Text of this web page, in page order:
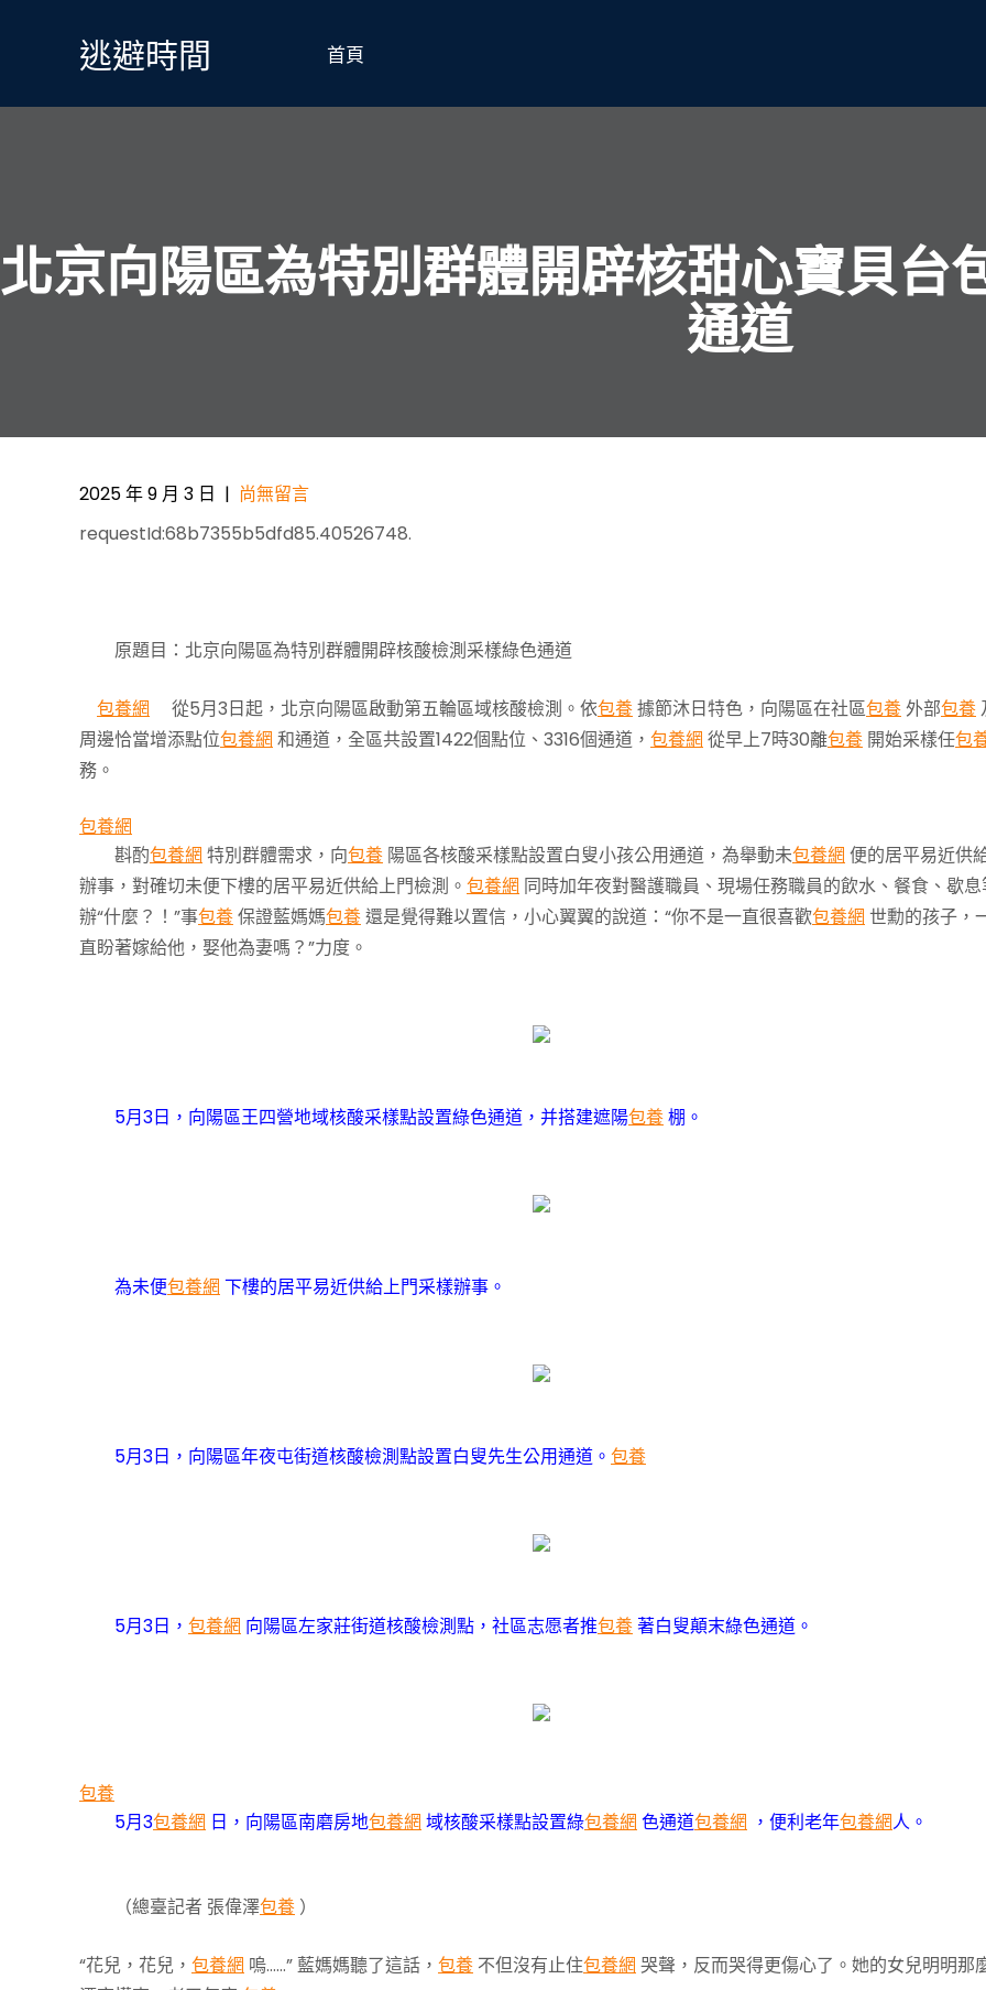
逃避時間 首頁
北京向陽區為特別群體開辟核甜心寶貝台
通道
2025 年 9 月 3 日 | 尚無留言
requestId:68b7355b5dfd85.40526748.
原題目：北京向陽區為特別群體開辟核酸檢測采樣綠色通道
包養網 從5月3日起，北京向陽區啟動第五輪區域核酸檢測。依包養據節沐日特色，向陽區在社區包養外部包養
周邊恰當增添點位包養網 和通道，全區共設置1422個點位、3316個通道， 包養網 從早上7時30離包養 開始采樣任包
務。
包養網
斟酌包養網 特別群體需求，向包養 陽區各核酸采樣點設置白叟小孩公用通道，為舉動未包養網 便的居平易近供
辦事，對確切未便下樓的居平易近供給上門檢測。 包養網 同時加年夜對醫護職員、現場任務職員的飲水、餐食、歇
辦“什麼？！”事包養保證藍媽媽包養還是覺得難以置信，小心翼翼的說道：“你不是一直很喜歡包養網 世勳的孩子，
直盼著嫁給他，娶他為妻嗎？”力度。
5月3日，向陽區王四營地域核酸采樣點設置綠色通道，并搭建遮陽包養棚。
為未便包養網 下樓的居平易近供給上門采樣辦事。
5月3日，向陽區年夜屯街道核酸檢測點設置白叟先生公用通道。 包養
5月3日， 包養網 向陽區左家莊街道核酸檢測點，社區志愿者推包養著白叟顛末綠色通道。
包養
5月3包養網 日，向陽區南磨房地包養網 域核酸采樣點設置綠包養網 色通道包養網 ，便利老年包養網人。
（總臺記者 張偉澤包養 ）
“花兒，花兒， 包養網 嗚……” 藍媽媽聽了這話， 包養 不但沒有止住包養網 哭聲，反而哭得更傷心了。她的女兒明明那